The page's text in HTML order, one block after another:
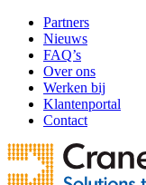
Partners
Nieuws
FAQ’s
Over ons
Werken bij
Klantenportal
Contact